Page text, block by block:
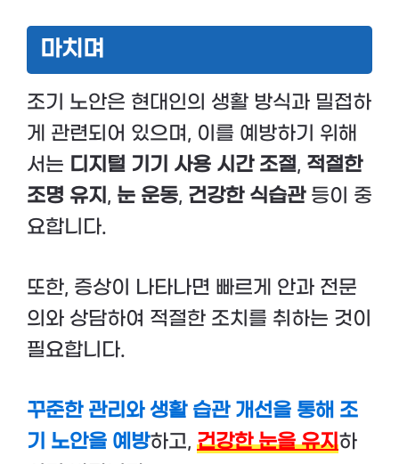
마치며
조기 노안은 현대인의 생활 방식과 밀접하
게 관련되어 있으며, 이를 예방하기 위해
서는 디지털 기기 사용 시간 조절, 적절한
조명 유지 , 눈 운동, 건강한 식습관등이 중
요합니다.
또한, 증상이 나타나면 빠르게 안과 전문
의와 상담하여 적절한 조치를 취하는 것이
필요합니다.
꾸준한 관리와 생활 습관 개선을 통해 조
기 노안을 예방하고, 건강한 눈을 유지하